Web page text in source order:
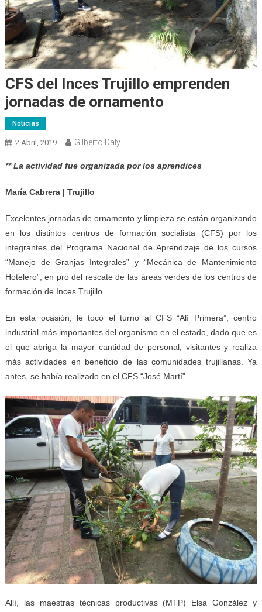
CFS del Inces Trujillo emprenden
jornadas de ornamento
Noticias
2 Abril, 2019 Gilberto Daly
** La actividad fue organizada por los aprendices
María Cabrera | Trujillo
Excelentes jornadas de ornamento y limpieza se están organizando
en los distintos centros de formación socialista (CFS) por los
integrantes del Programa Nacional de Aprendizaje de los cursos
“Manejo de Granjas Integrales” y “Mecánica de Mantenimiento
Hotelero”, en pro del rescate de las áreas verdes de los centros de
formación de Inces Trujillo.
En esta ocasión, le tocó el turno al CFS “Alí Primera”, centro
industrial más importantes del organismo en el estado, dado que es
el que abriga la mayor cantidad de personal, visitantes y realiza
más actividades en beneficio de las comunidades trujillanas. Ya
antes, se había realizado en el CFS “José Martí”.
Allí, las maestras técnicas productivas (MTP) Elsa González y